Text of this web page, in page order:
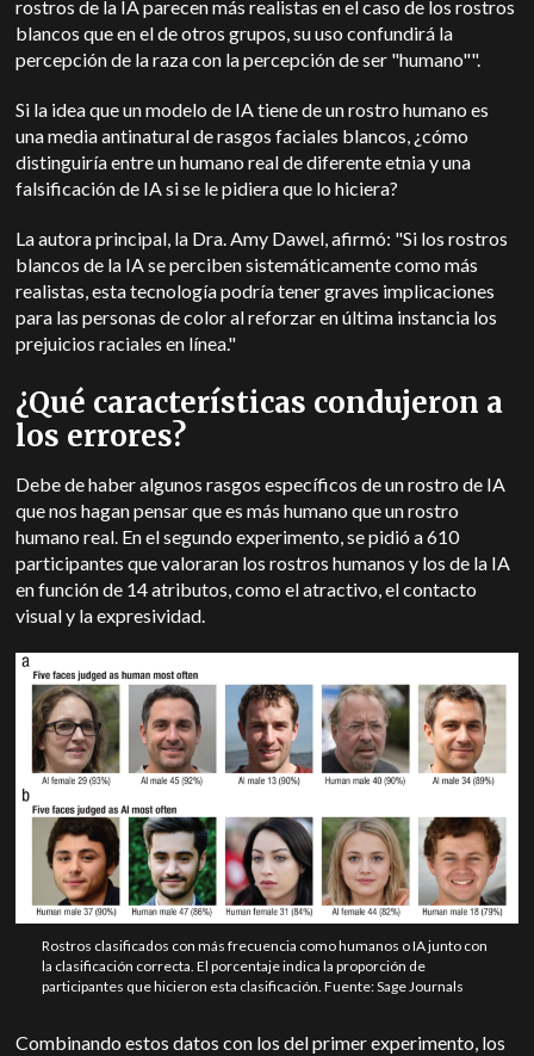
rostros de la IA parecen más realistas en el caso de los rostros
blancos que en el de otros grupos, su uso confundirá la
percepción de la raza con la percepción de ser "humano"".
Si la idea que un modelo de IA tiene de un rostro humano es
una media antinatural de rasgos faciales blancos, ¿cómo
distinguiría entre un humano real de diferente etnia y una
falsificación de IA si se le pidiera que lo hiciera?
La autora principal, la Dra. Amy Dawel, afirmó: "Si los rostros
blancos de la IA se perciben sistemáticamente como más
realistas, esta tecnología podría tener graves implicaciones
para las personas de color al reforzar en última instancia los
prejuicios raciales en línea."
¿Qué características condujeron a
los errores?
Debe de haber algunos rasgos específicos de un rostro de IA
que nos hagan pensar que es más humano que un rostro
humano real. En el segundo experimento, se pidió a 610
participantes que valoraran los rostros humanos y los de la IA
en función de 14 atributos, como el atractivo, el contacto
visual y la expresividad.
Rostros clasificados con más frecuencia como humanos o IA junto con
la clasificación correcta. El porcentaje indica la proporción de
participantes que hicieron esta clasificación. Fuente: Sage Journals
Combinando estos datos con los del primer experimento, los